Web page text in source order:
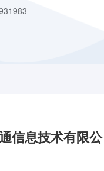
信息技术有限公